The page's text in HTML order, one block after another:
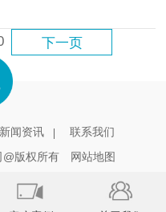
下一页
新闻资讯
联系我们
@版权所有
网站地图